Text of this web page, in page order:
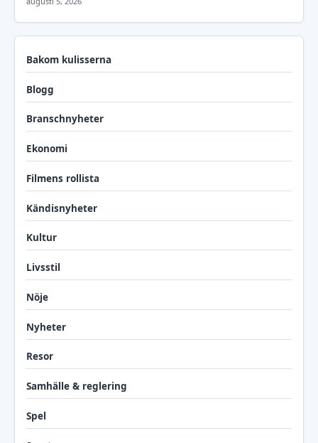
Bakom kulisserna
Blogg
Branschnyheter
Ekonomi
Filmens rollista
Kändisnyheter
Kultur
Livsstil
Nöje
Nyheter
Resor
Samhälle & reglering
Spel